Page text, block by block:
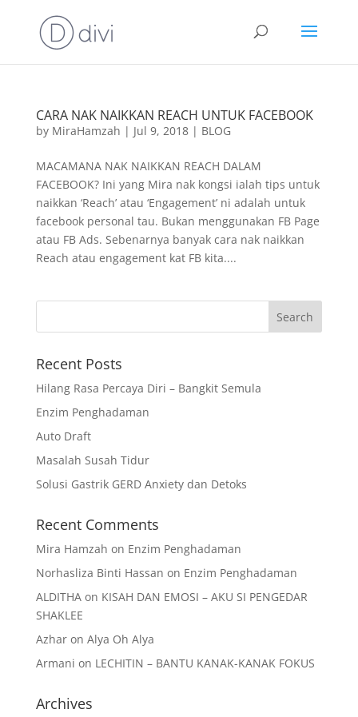
CARA NAK NAIKKAN REACH UNTUK FACEBOOK
by MiraHamzah | Jul 9, 2018| BLOG
MACAMANA NAK NAIKKAN REACH DALAM
FACEBOOK? Ini yang Mira nak kongsi ialah tips untuk
naikkan ‘Reach’ atau ‘Engagement’ ni adalah untuk
facebook personal tau. Bukan menggunakan FB Page
atau FB Ads. Sebenarnya banyak cara nak naikkan
Reach atau engagement kat FB kita....
Recent Posts
Hilang Rasa Percaya Diri – Bangkit Semula
Enzim Penghadaman
Auto Draft
Masalah Susah Tidur
Solusi Gastrik GERD Anxiety dan Detoks
Recent Comments
Mira Hamzah on Enzim Penghadaman
Norhasliza Binti Hassan on Enzim Penghadaman
ALDITHAon KISAH DAN EMOSI – AKU SI PENGEDAR
SHAKLEE
Azharon Alya Oh Alya
Armani on LECHITIN – BANTU KANAK-KANAK FOKUS
Archives